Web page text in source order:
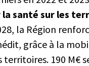
la santé sur les
la Région
grâce à la
190 M€